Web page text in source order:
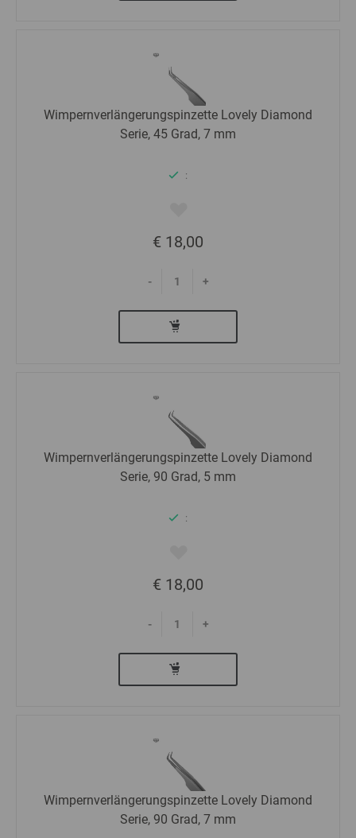
Wimpernverlängerungspinzette Lovely Diamond
Serie, 45 Grad, 7 mm
:
€ 18,00
- +
Wimpernverlängerungspinzette Lovely Diamond
Serie, 90 Grad, 5 mm
:
€ 18,00
- +
Wimpernverlängerungspinzette Lovely Diamond
Serie, 90 Grad, 7 mm